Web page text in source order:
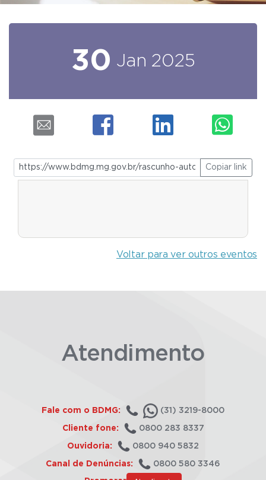
30 Jan 2025
Copiar link
Voltar para ver outros eventos
Atendimento
Fale com o BDMG: (31) 3219-8000
Cliente fone: 0800 283 8337
Ouvidoria: 0800 940 5832
Canal de Denúncias: 0800 580 3346